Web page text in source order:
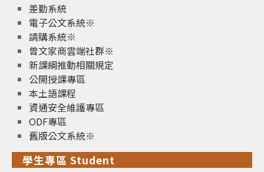
差勤系統
電子公文系統※
請購系統※
曾文家商雲端社群※
新課綱推動相關規定
公開授課專區
本土語課程
資通安全維護專區
ODF專區
舊版公文系統※
學生專區 Student